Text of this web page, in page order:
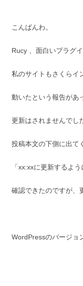
こんばんわ。
Rucy 、面白いプラグ
私のサイトもさくらイ
動いたという報告があ
更新はされませんでし
投稿本文の下側に出て
「xx:xxに更新するよ
確認できたのですが、
WordPressのバージョ